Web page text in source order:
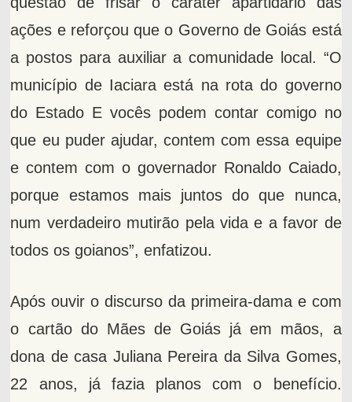
ações e reforçou que o Governo de Goiás está
a postos para auxiliar a comunidade local. “O
município de Iaciara está na rota do governo
do Estado E vocês podem contar comigo no
que eu puder ajudar, contem com essa equipe
e contem com o governador Ronaldo Caiado,
porque estamos mais juntos do que nunca,
num verdadeiro mutirão pela vida e a favor de
todos os goianos”, enfatizou.
Após ouvir o discurso da primeira-dama e com
o cartão do Mães de Goiás já em mãos, a
dona de casa Juliana Pereira da Silva Gomes,
22 anos, já fazia planos com o benefício.